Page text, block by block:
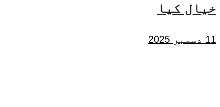
خیال کیا
11 دسمبر 2025